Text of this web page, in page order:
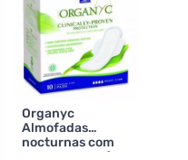
Organyc
Almofadas
nocturnas com